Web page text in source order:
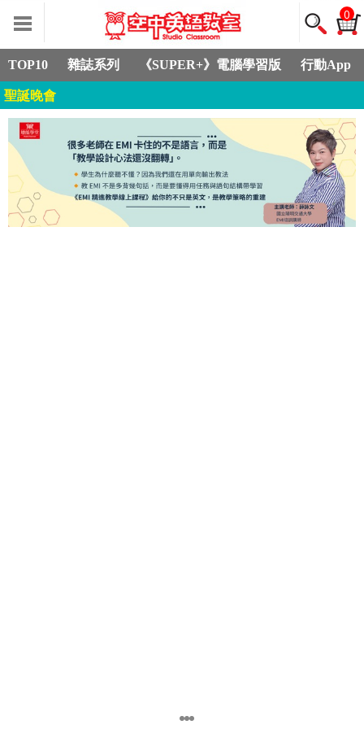
0
TOP10 雜誌系列 《SUPER+》電腦學習版 行動App
聖誕晚會